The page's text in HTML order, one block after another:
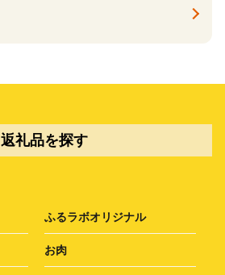
返礼品を探す
ふるラボオリジナル
お肉